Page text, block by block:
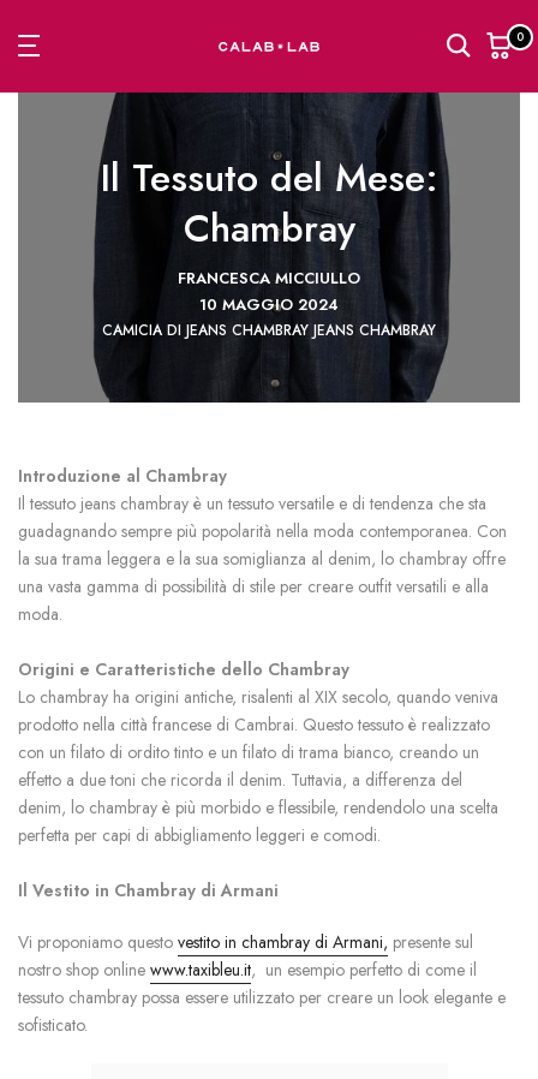
al
0
Il Tessuto del Mese:
Chambray
FRANCESCA MICCIULLO
10 MAGGIO 2024
CAMICIA DI JEANS CHAMBRAY JEANS CHAMBRAY
Introduzione al Chambray
Il tessuto jeans chambray è un tessuto versatile e di tendenza che sta
guadagnando sempre più popolarità nella moda contemporanea. Con
la sua trama leggera e la sua somiglianza al denim, lo chambray offre
una vasta gamma di possibilità di stile per creare outfit versatili e alla
moda.
Origini e Caratteristiche dello Chambray
Lo chambray ha origini antiche, risalenti al XIX secolo, quando veniva
prodotto nella città francese di Cambrai. Questo tessuto è realizzato
con un filato di ordito tinto e un filato di trama bianco, creando un
effetto a due toni che ricorda il denim. Tuttavia, a differenza del
denim, lo chambray è più morbido e flessibile, rendendolo una scelta
perfetta per capi di abbigliamento leggeri e comodi.
Il Vestito in Chambray di Armani
Vi proponiamo questo vestito in chambray di Armani, presente sul
nostro shop online www.taxibleu.it, un esempio perfetto di come il
tessuto chambray possa essere utilizzato per creare un look elegante e
sofisticato.